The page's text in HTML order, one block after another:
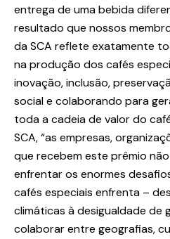
entrega de uma bebida
resultado que nossos
da SCA reflete exatamente
na produção dos cafés
inovação, inclusão,
social e colaborando para
toda a cadeia de valor do
SCA, “as empresas,
que recebem este prêmio
enfrentar os enormes
cafés especiais enfrenta –
climáticas à desigualdade de
colaborar entre geografias,